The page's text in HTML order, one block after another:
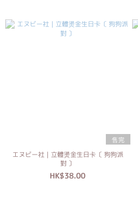
售完
エヌビー社｜立體燙金生日卡〔 狗狗派
對 〕
HK$38.00